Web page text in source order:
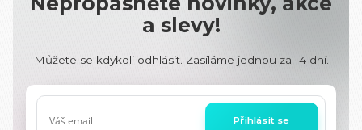
a slevy!
Můžete se kdykoli odhlásit. Zasíláme jednou za 14 dní.
Přihlásit se